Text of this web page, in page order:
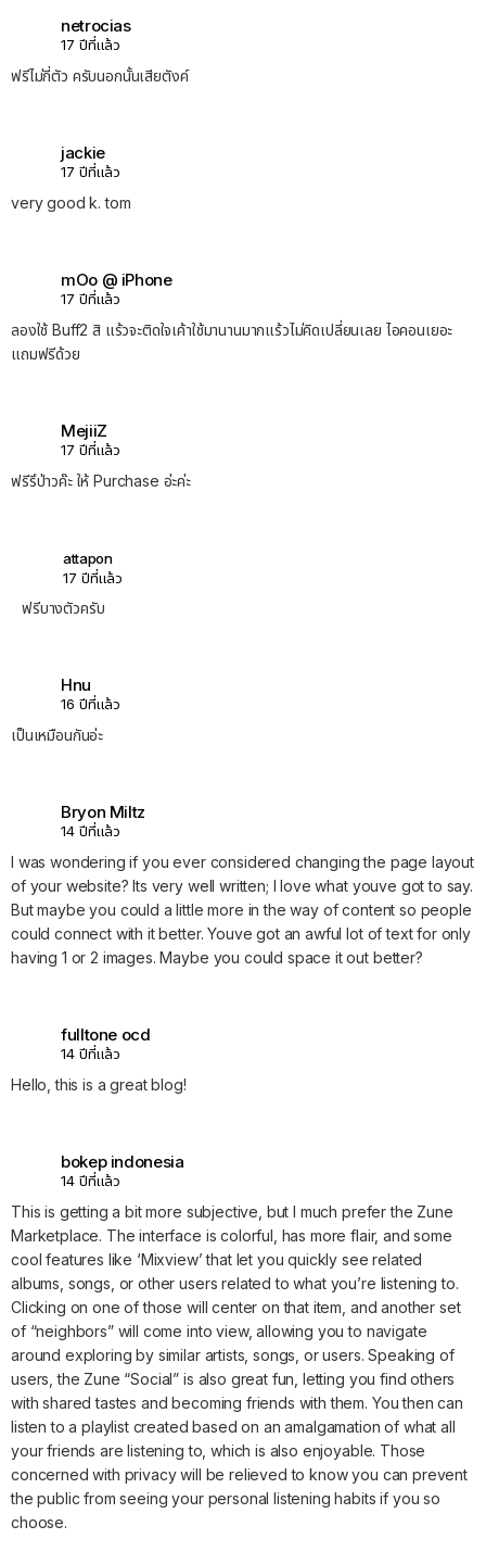
netrocias
17 ปีที่แล้ว
ฟรีไม่กี่ตัว ครับนอกนั้นเสียตังค์
jackie
17 ปีที่แล้ว
very good k. tom
mOo @ iPhone
17 ปีที่แล้ว
ลองใช้ Buff2 สิ แร้วจะติดใจเค้าใช้มานานมากแร้วไม่คิดเปลี่ยนเลย ไอคอนเยอะ
แถมฟรีด้วย
MejiiZ
17 ปีที่แล้ว
ฟรีรึป่าวค๊ะ ให้ Purchase อ่ะค่ะ
attapon
17 ปีที่แล้ว
ฟรีบางตัวครับ
Hnu
16 ปีที่แล้ว
เป็นเหมือนกันอ่ะ
Bryon Miltz
14 ปีที่แล้ว
I was wondering if you ever considered changing the page layout
of your website? Its very well written; I love what youve got to say.
But maybe you could a little more in the way of content so people
could connect with it better. Youve got an awful lot of text for only
having 1 or 2 images. Maybe you could space it out better?
fulltone ocd
14 ปีที่แล้ว
Hello, this is a great blog!
bokep indonesia
14 ปีที่แล้ว
This is getting a bit more subjective, but I much prefer the Zune
Marketplace. The interface is colorful, has more flair, and some
cool features like ‘Mixview’ that let you quickly see related
albums, songs, or other users related to what you’re listening to.
Clicking on one of those will center on that item, and another set
of “neighbors” will come into view, allowing you to navigate
around exploring by similar artists, songs, or users. Speaking of
users, the Zune “Social” is also great fun, letting you find others
with shared tastes and becoming friends with them. You then can
listen to a playlist created based on an amalgamation of what all
your friends are listening to, which is also enjoyable. Those
concerned with privacy will be relieved to know you can prevent
the public from seeing your personal listening habits if you so
choose.